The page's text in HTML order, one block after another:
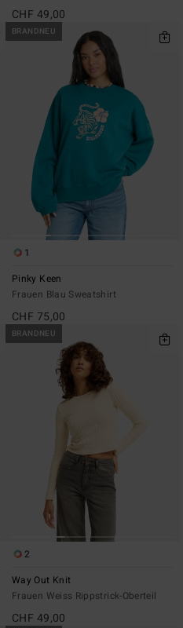
CHF 49,00
BRANDNEU
1
Pinky Keen
Frauen Blau Sweatshirt
CHF 75,00
BRANDNEU
2
Way Out Knit
Frauen Weiss Rippstrick-Oberteil
CHF 49,00